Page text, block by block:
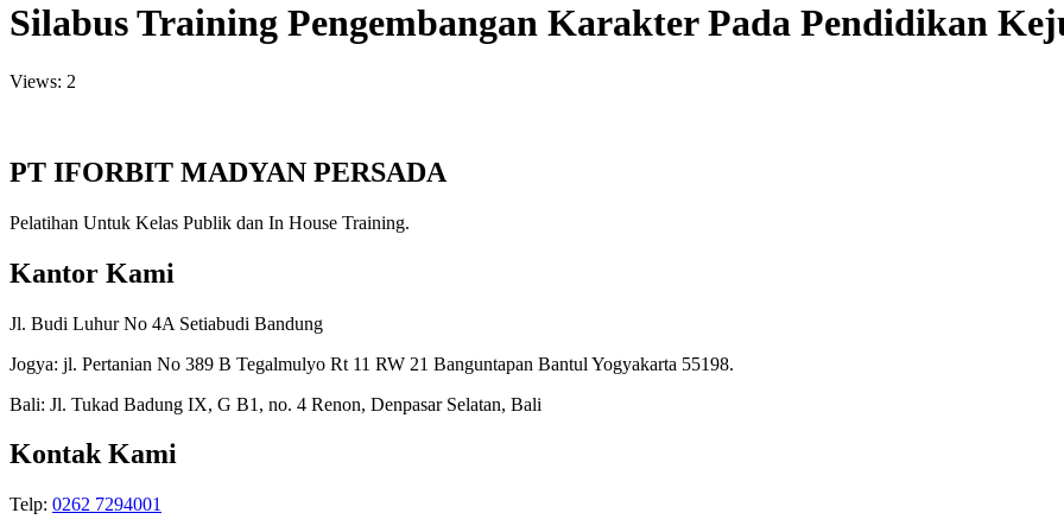
Silabus Training Pengembangan Karakter Pada Pendidikan
Views: 2
PT IFORBIT MADYAN PERSADA
Pelatihan Untuk Kelas Publik dan In House Training.
Kantor Kami
Jl. Budi Luhur No 4A Setiabudi Bandung
Jogya: jl. Pertanian No 389 B Tegalmulyo Rt 11 RW 21 Banguntapan Bantul Yogyakarta 55198.
Bali: Jl. Tukad Badung IX, G B1, no. 4 Renon, Denpasar Selatan, Bali
Kontak Kami
Telp: 0262 7294001